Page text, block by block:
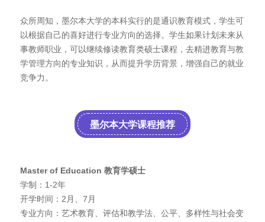
众所周知，墨尔本大学的本科实行的是通识教育模式，学生可
以根据自己的喜好进行专业方向的选择。学生如果计划未来从
事教师职业，可以继续修读教育类硕士课程，去精进教育与教
学管理方向的专业知识，从而提升学历背景，增强自己的就业
竞争力。
墨尔本大学课程推荐
Master of Education 教育学硕士
学制：1-2年
开学时间：2月、7月
专业方向：艺术教育、评估和教学法、公平、多样性与社会变